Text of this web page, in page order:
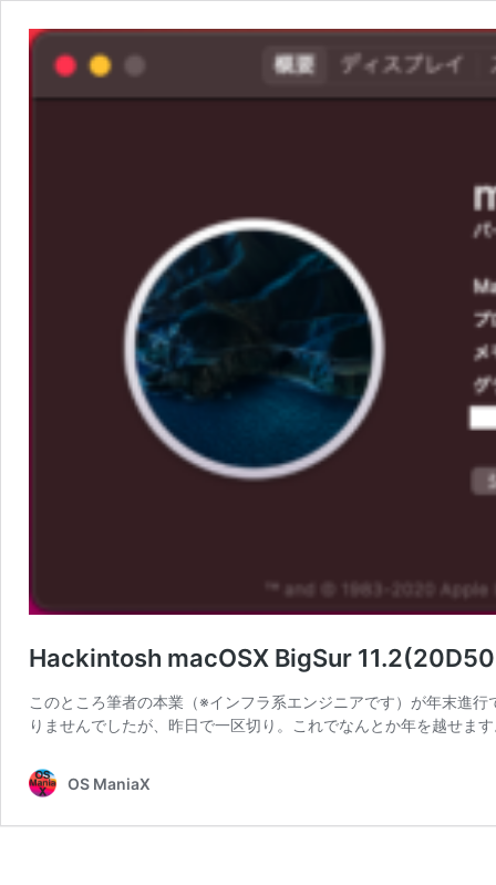
Hackintosh macOSX BigSur
このところ筆者の本業（※インフラ系エンジニアです）が年末進
りませんでしたが、昨日で一区切り。これでなんとか年を越せま
OS ManiaX